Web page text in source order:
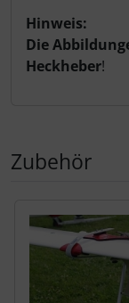
Hinweis:
Die
Heckheber!
Zubehör